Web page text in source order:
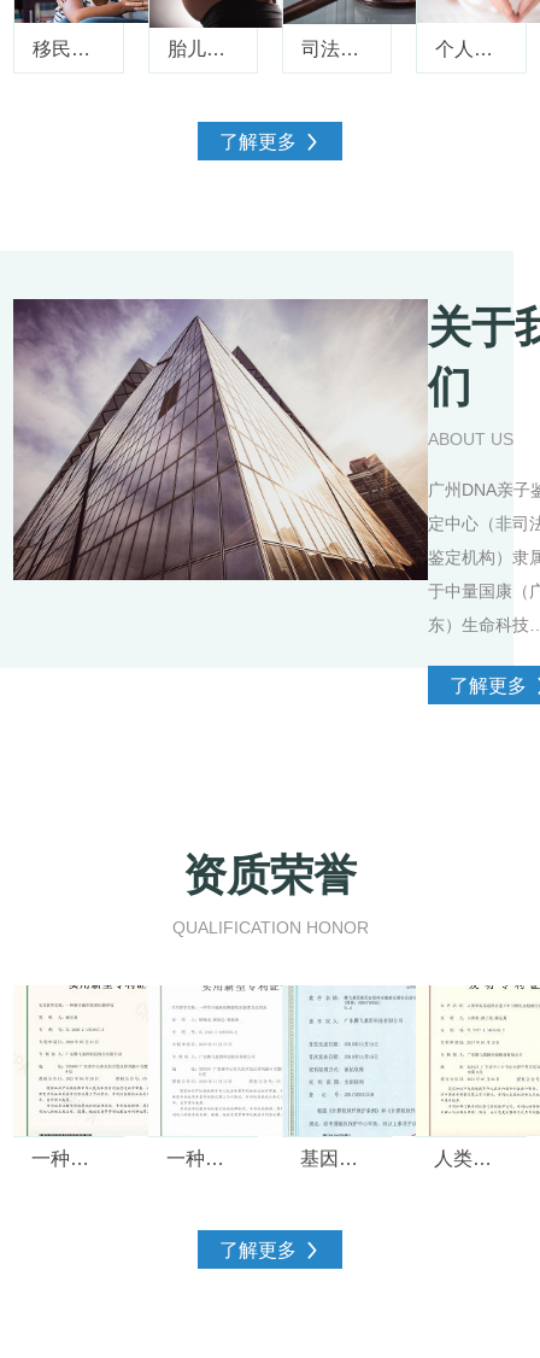
移民亲子鉴定 胎儿无创亲子鉴定 司法亲子鉴定 个人隐私亲子鉴定
了解更多
关于
们
ABOUT US
广州DNA亲子
定中心（非司
鉴定机构）隶
于中量国康（
东）生命科技
公司，是一家
沙区，番禺区
花都区、增城
区、从化区。
中心主要提供
了解更多
资质荣誉
QUALIFICATION HONOR
一种便于操作的基因 测序仪 一种用于磁珠核酸提取 的装置与试剂盒 基因分型样本数 据及报告自动化管理软件 人类亲权鉴定用多重 PCR引物组及检测方法
了解更多